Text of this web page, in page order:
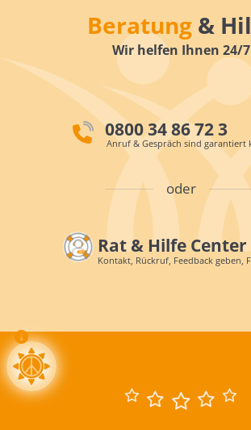
Beratung &
Wir helfen Ihnen 24/7
0800 34 86 72 3
Anruf & Gespräch sind garantiert
oder
Rat & Hilfe Center
Kontakt, Rückruf, Feedback geben,